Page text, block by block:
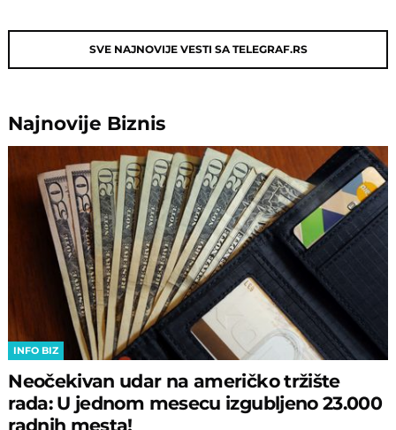
SVE NAJNOVIJE VESTI SA TELEGRAF.RS
Najnovije Biznis
INFO BIZ
Neočekivan udar na američko tržište
rada: U jednom mesecu izgubljeno 23.000
radnih mesta!